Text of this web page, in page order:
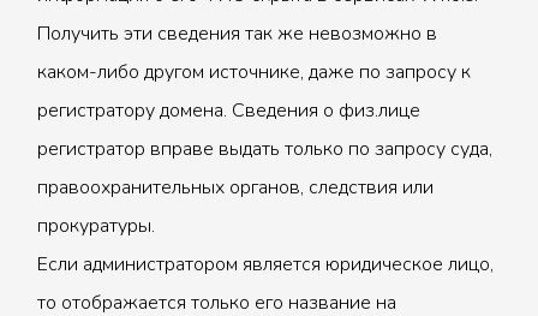
Получить эти сведения так же невозможно в
каком-либо другом источнике, даже по запросу к
регистратору домена. Сведения о физ.лице
регистратор вправе выдать только по запросу суда,
правоохранительных органов, следствия или
прокуратуры.
Если администратором является юридическое лицо,
то отображается только его название на